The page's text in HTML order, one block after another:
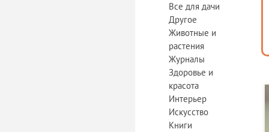
Все для дачи
Другое
Животные и
растения
Журналы
Здоровье и
красота
Интерьер
Искусство
Книги